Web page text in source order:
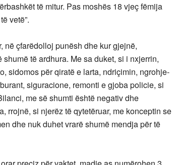
të mitur. Pas moshës 18 vjeç fëmija
vetë”.
në çfarëdolloj punësh dhe kur gjejnë,
të ardhura. Me sa duket, si i nxjerrin,
sidomos për qiratë e larta, ndriçimin, ngrohje-
siguracione, remonti e gjoba policie, si
me së shumti është negativ dhe
rrojnë, si njerëz të qytetëruar, me konceptin se
dhe nuk duhet vrarë shumë mendja për të